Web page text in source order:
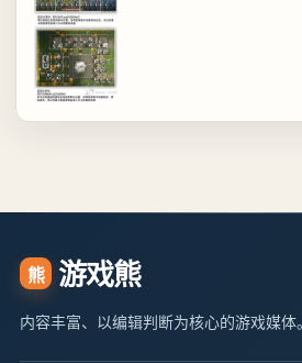
熊 游戏熊
内容丰富、以编辑判断为核心的游戏媒体。